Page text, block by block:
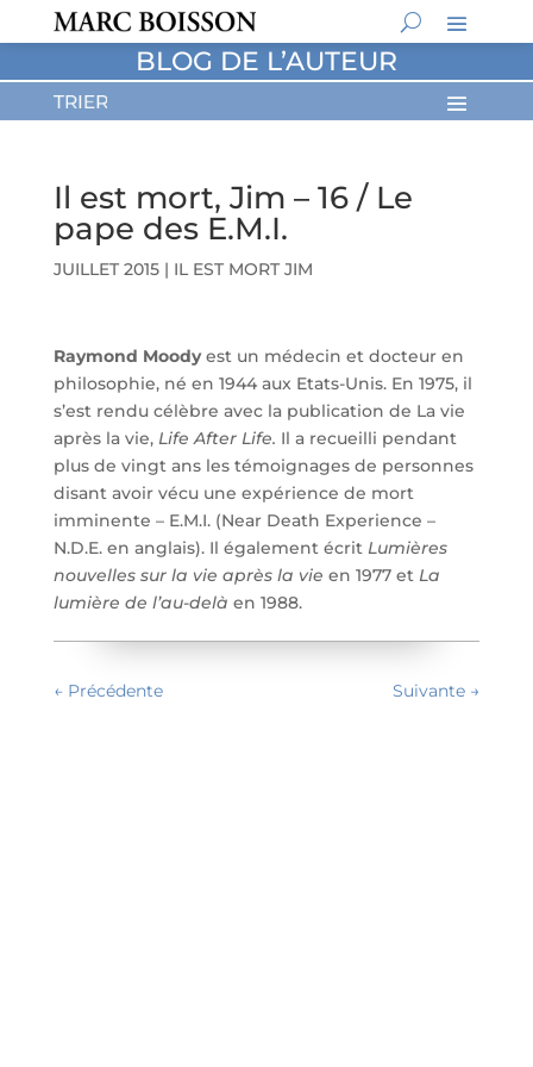
BLOG DE L’AUTEUR
Il est mort, Jim – 16 / Le
pape des E.M.I.
JUILLET 2015| IL EST MORT JIM
Raymond Moodyest un médecin et docteur en
philosophie, né en 1944 aux Etats-Unis. En 1975, il
s’est rendu célèbre avec la publication de La vie
après la vie, Life After Life. Il a recueilli pendant
plus de vingt ans les témoignages de personnes
disant avoir vécu une expérience de mort
imminente – E.M.I. (Near Death Experience –
N.D.E. en anglais). Il également écrit Lumières
nouvelles sur la vie après la vie en 1977 et La
lumière de l’au-delà en 1988.
← Précédente Suivante →